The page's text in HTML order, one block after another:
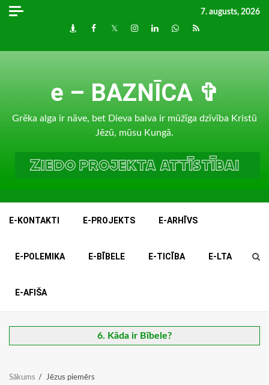
Skip
7. augusts, 2026
DraugiemFacebook
TwitterInstagram
LinkedInwhatsapp
RSS
e – BAZNĪCA ✞
Grēka alga ir nāve, bet Dieva balva ir mūžīga dzīvība Kristū
Jēzū, mūsu Kungā.
E-KONTAKTI E-PROJEKTS E-ARHĪVS
E-POLEMIKA E-BĪBELE E-TICĪBA E-LTA
E-AFIŠA
6. Kāda ir Bībele?
Sākums Jēzus piemērs